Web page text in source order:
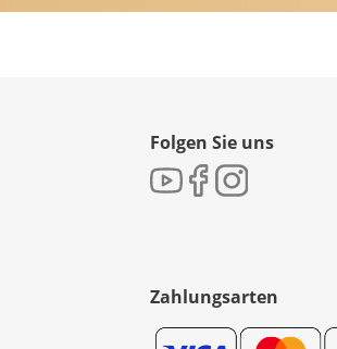
Folgen Sie uns
Zahlungsarten